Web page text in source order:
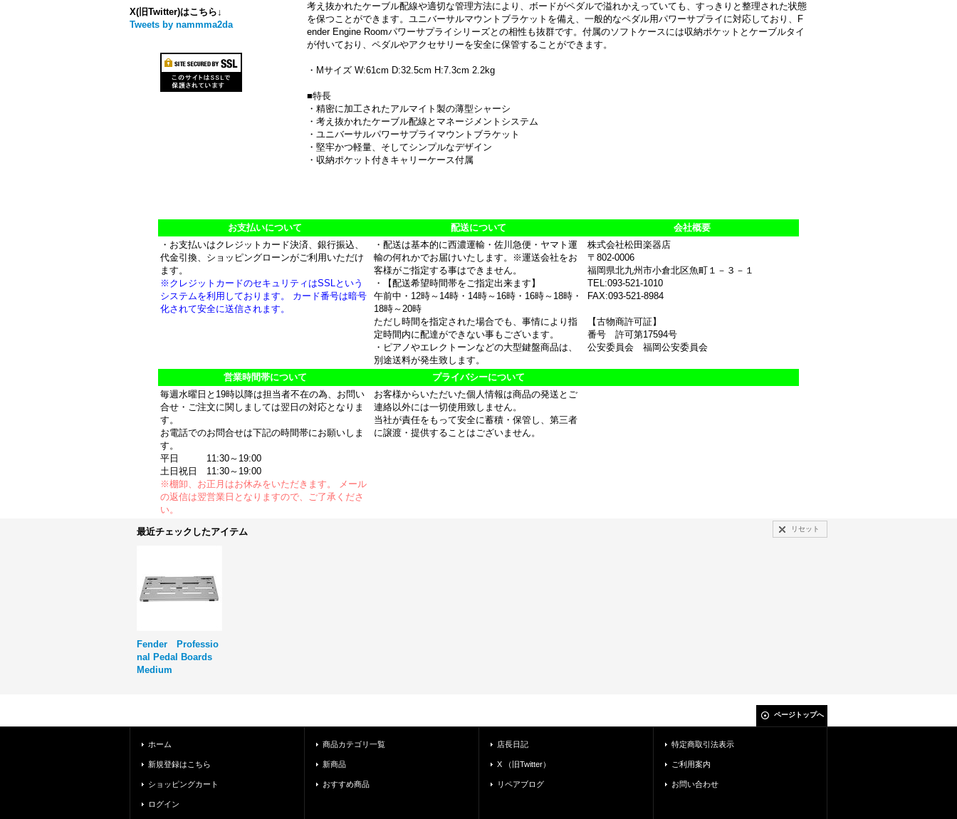
X(旧Twitter)はこちら↓
Tweets by nammma2da
考え抜かれたケーブル配線や適切な管理方法により、ボードがペダルで溢れかえっていても、すっきりと整理された状態
を保つことができます。ユニバーサルマウントブラケットを備え、一般的なペダル用パワーサプライに対応しており、F
ender Engine Roomパワーサプライシリーズとの相性も抜群です。付属のソフトケースには収納ポケットとケーブルタイ
が付いており、ペダルやアクセサリーを安全に保管することができます。
・Mサイズ W:61cm D:32.5cm H:7.3cm 2.2kg
■特長
・精密に加工されたアルマイト製の薄型シャーシ
・考え抜かれたケーブル配線とマネージメントシステム
・ユニバーサルパワーサプライマウントブラケット
・堅牢かつ軽量、そしてシンプルなデザイン
・収納ポケット付きキャリーケース付属
お支払いについて 配送について
会社概要
・お支払いはクレジットカード決済、銀行振込、
代金引換、ショッピングローンがご利用いただけ
ます。
※クレジットカードのセキュリティはSSLという
システムを利用しております。 カード番号は暗号
化されて安全に送信されます。
・配送は基本的に西濃運輸・佐川急便・ヤマト運
輸の何れかでお届けいたします。※運送会社をお
客様がご指定する事はできません。
・【配送希望時間帯をご指定出来ます】
午前中・12時～14時・14時～16時・16時～18時・
18時～20時
ただし時間を指定された場合でも、事情により指
定時間内に配達ができない事もございます。
・ピアノやエレクトーンなどの大型鍵盤商品は、
別途送料が発生致します。
株式会社松田楽器店
〒802-0006
福岡県北九州市小倉北区魚町１－３－１
TEL:093-521-1010
FAX:093-521-8984
【古物商許可証】
番号 許可第17594号
公安委員会 福岡公安委員会
営業時間帯について
プライバシーについて
毎週水曜日と19時以降は担当者不在の為、お問い
合せ・ご注文に関しましては翌日の対応となりま
す。
お電話でのお問合せは下記の時間帯にお願いしま
す。
平日 11:30～19:00
土日祝日 11:30～19:00
※棚卸、お正月はお休みをいただきます。 メール
の返信は翌営業日となりますので、ご了承くださ
い。
お客様からいただいた個人情報は商品の発送とご
連絡以外には一切使用致しません。
当社が責任をもって安全に蓄積・保管し、第三者
に譲渡・提供することはございません。
最近チェックしたアイテム リセット
Fender Professio
nal Pedal Boards
Medium
ページトップへ
ホーム
新規登録はこちら
ショッピングカート
ログイン
商品カテゴリ一覧
新商品
おすすめ商品
店長日記
X （旧Twitter）
リペアブログ
特定商取引法表示
ご利用案内
お問い合わせ